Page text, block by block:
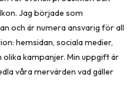
Jag började som
och är numera ansvarig för all
hemsidan, sociala medier,
kampanjer. Min uppgift är
våra mervärden vad gäller